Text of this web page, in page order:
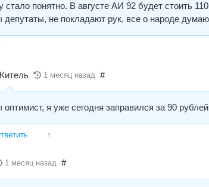
стало понятно. В августе АИ 92 будет стоить
не покладают рук, все о народе
1 месяц назад #
оптимист, я уже сегодня заправился за 90
↑
1 месяц назад #